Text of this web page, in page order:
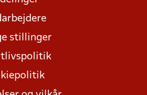
stillinger